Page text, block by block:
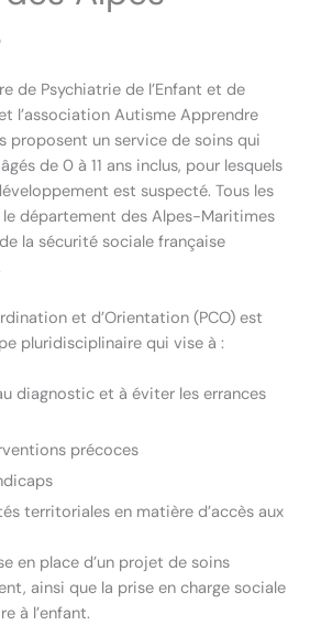
de Psychiatrie de l’Enfant et de
l’association Autisme Apprendre
proposent un service de soins qui
de 0 à 11 ans inclus, pour lesquels
est suspecté. Tous les
département des Alpes-Maritimes
la sécurité sociale française
et d’Orientation (PCO) est
pluridisciplinaire qui vise à :
diagnostic et à éviter les errances
précoces
territoriales en matière d’accès aux
en place d’un projet de soins
ainsi que la prise en charge sociale
à l’enfant.